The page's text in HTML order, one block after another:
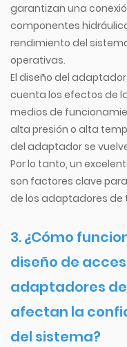
garantizan una
componentes
rendimiento del
operativas.
El diseño del
cuenta los efectos de
medios de
alta presión o alta
del adaptador se
Por lo tanto, un
son factores clave
de los adaptadores de
3. ¿Cómo
diseño de
adaptadores
afectan la
del sistema?